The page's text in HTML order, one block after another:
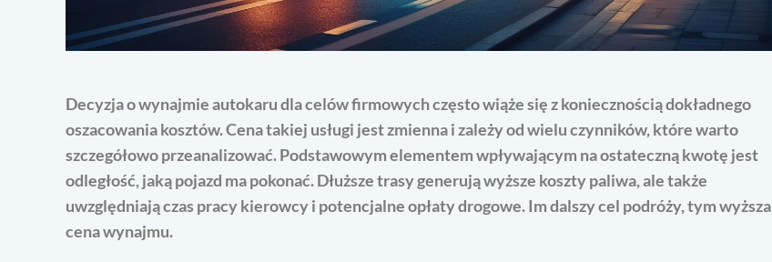
Decyzja o wynajmie autokaru dla celów firmowych często wiąże się z koniecznością dokładnego
oszacowania kosztów. Cena takiej usługi jest zmienna i zależy od wielu czynników, które warto
szczegółowo przeanalizować. Podstawowym elementem wpływającym na ostateczną kwotę jest
odległość, jaką pojazd ma pokonać. Dłuższe trasy generują wyższe koszty paliwa, ale także
uwzględniają czas pracy kierowcy i potencjalne opłaty drogowe. Im dalszy cel podróży, tym wyższa
cena wynajmu.